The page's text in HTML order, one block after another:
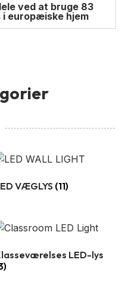
ved at bruge 83
i europæiske hjem
VÆGLYS (11)
LED-lys